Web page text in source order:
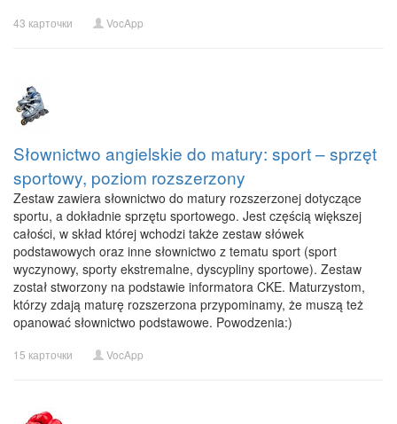
43 карточки VocApp
Słownictwo angielskie do matury: sport – sprzęt
sportowy, poziom rozszerzony
Zestaw zawiera słownictwo do matury rozszerzonej dotyczące
sportu, a dokładnie sprzętu sportowego. Jest częścią większej
całości, w skład której wchodzi także zestaw słówek
podstawowych oraz inne słownictwo z tematu sport (sport
wyczynowy, sporty ekstremalne, dyscypliny sportowe). Zestaw
został stworzony na podstawie informatora CKE. Maturzystom,
którzy zdają maturę rozszerzona przypominamy, że muszą też
opanować słownictwo podstawowe. Powodzenia:)
15 карточки VocApp